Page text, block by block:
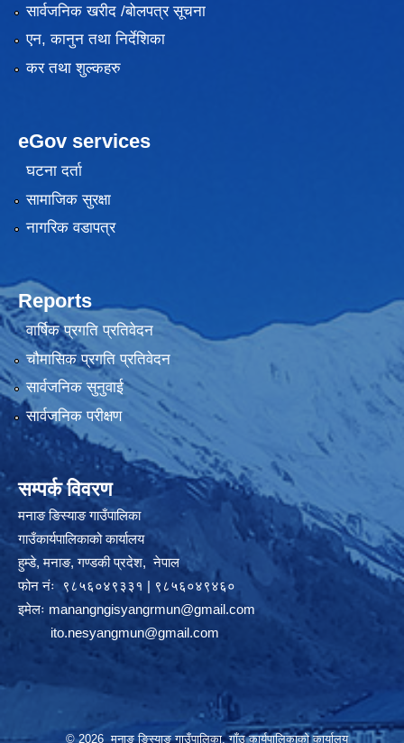
सार्वजनिक खरीद /बोलपत्र सूचना
एन, कानुन तथा निर्देशिका
कर तथा शुल्कहरु
eGov services
घटना दर्ता
सामाजिक सुरक्षा
नागरिक वडापत्र
Reports
वार्षिक प्रगति प्रतिवेदन
चौमासिक प्रगति प्रतिवेदन
सार्वजनिक सुनुवाई
सार्वजनिक परीक्षण
सम्पर्क विवरण
मनाङ ङिस्याङ गाउँपालिका
गाउँकार्यपालिकाको कार्यालय
हुम्डे, मनाङ, गण्डकी प्रदेश, ‍ नेपाल
फोन नंः ९८५६०४९३३१ | ९८५६०४९४६०
इमेलः manangngisyangrmun@gmail.com
ito.nesyangmun@gmail.com
© 2026 मनाङ ङिस्याङ गाउँपालिका, गाँउ कार्यपालिकाको कार्यालय